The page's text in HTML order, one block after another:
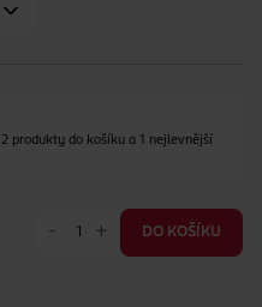
produkty do košíku a 1 nejlevnější
- + DO KOŠÍKU